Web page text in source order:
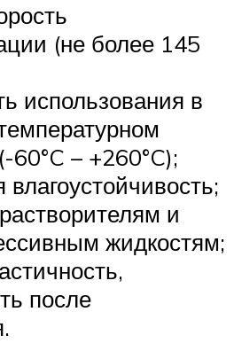
(не более 145
использования в
60°C – +260°C);
и
жидкостям;
после